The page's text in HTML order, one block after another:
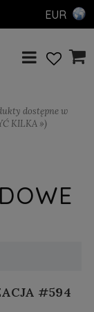
EUR
dostępne w
KILKA »)
#594